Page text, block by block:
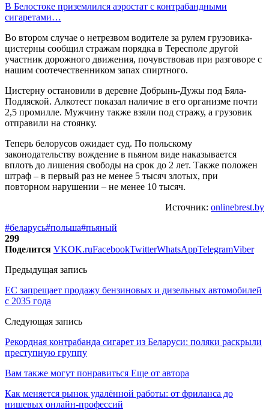
В Белостоке приземлился аэростат с контрабандными
сигаретами…
Во втором случае о нетрезвом водителе за рулем грузовика-
цистерны сообщил стражам порядка в Тересполе другой
участник дорожного движения, почувствовав при разговоре с
нашим соотечественником запах спиртного.
Цистерну остановили в деревне Добрынь-Дужы под Бяла-
Подляской. Алкотест показал наличие в его организме почти
2,5 промилле. Мужчину также взяли под стражу, а грузовик
отправили на стоянку.
Теперь белорусов ожидает суд. По польскому
законодательству вождение в пьяном виде наказывается
вплоть до лишения свободы на срок до 2 лет. Также положен
штраф – в первый раз не менее 5 тысяч злотых, при
повторном нарушении – не менее 10 тысяч.
Источник: onlinebrest.by
#беларусь#польша#пьяный
299
Поделится VKOK.ruFacebookTwitterWhatsAppTelegramViber
Предыдущая запись
ЕС запрещает продажу бензиновых и дизельных автомобилей
с 2035 года
Следующая запись
Рекордная контрабанда сигарет из Беларуси: поляки раскрыли
преступную группу
Вам также могут понравиться Еще от автора
Как меняется рынок удалённой работы: от фриланса до
нишевых онлайн-профессий